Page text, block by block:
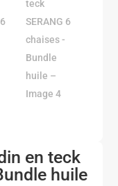
en teck
huile